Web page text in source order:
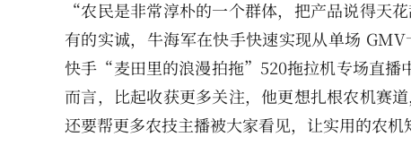
“农民是非常淳朴的一个群体，把产品说得天
有的实诚，牛海军在快手快速实现从单场
快手“麦田里的浪漫拍拖”520拖拉机专场直播
而言，比起收获更多关注，他更想扎根农机赛
还要帮更多农技主播被大家看见，让实用的农机